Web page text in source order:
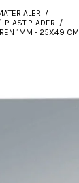
/
PLAST PLADER /
1MM - 25X49 CM